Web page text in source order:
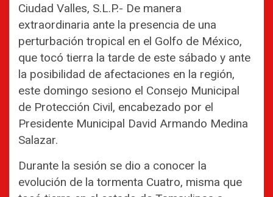
Ciudad Valles, S.L.P.- De manera
extraordinaria ante la presencia de una
perturbación tropical en el Golfo de México,
que tocó tierra la tarde de este sábado y ante
la posibilidad de afectaciones en la región,
este domingo sesiono el Consejo Municipal
de Protección Civil, encabezado por el
Presidente Municipal David Armando Medina
Salazar.
Durante la sesión se dio a conocer la
evolución de la tormenta Cuatro, misma que